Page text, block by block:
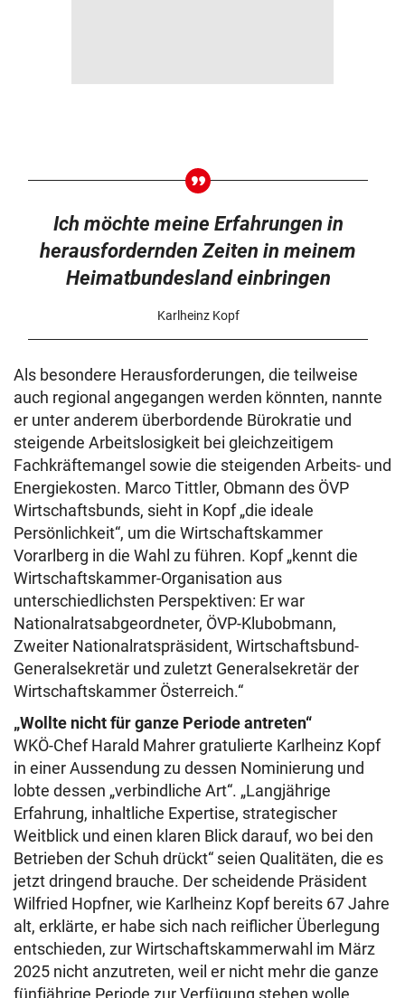
Ich möchte meine Erfahrungen in
herausfordernden Zeiten in meinem
Heimatbundesland einbringen
Karlheinz Kopf
Als besondere Herausforderungen, die teilweise
auch regional angegangen werden könnten, nannte
er unter anderem überbordende Bürokratie und
steigende Arbeitslosigkeit bei gleichzeitigem
Fachkräftemangel sowie die steigenden Arbeits- und
Energiekosten. Marco Tittler, Obmann des ÖVP
Wirtschaftsbunds, sieht in Kopf „die ideale
Persönlichkeit“, um die Wirtschaftskammer
Vorarlberg in die Wahl zu führen. Kopf „kennt die
Wirtschaftskammer-Organisation aus
unterschiedlichsten Perspektiven: Er war
Nationalratsabgeordneter, ÖVP-Klubobmann,
Zweiter Nationalratspräsident, Wirtschaftsbund-
Generalsekretär und zuletzt Generalsekretär der
Wirtschaftskammer Österreich.“
„Wollte nicht für ganze Periode antreten“
WKÖ-Chef Harald Mahrer gratulierte Karlheinz Kopf
in einer Aussendung zu dessen Nominierung und
lobte dessen „verbindliche Art“. „Langjährige
Erfahrung, inhaltliche Expertise, strategischer
Weitblick und einen klaren Blick darauf, wo bei den
Betrieben der Schuh drückt“ seien Qualitäten, die es
jetzt dringend brauche. Der scheidende Präsident
Wilfried Hopfner, wie Karlheinz Kopf bereits 67 Jahre
alt, erklärte, er habe sich nach reiflicher Überlegung
entschieden, zur Wirtschaftskammerwahl im März
2025 nicht anzutreten, weil er nicht mehr die ganze
fünfjährige Periode zur Verfügung stehen wolle.